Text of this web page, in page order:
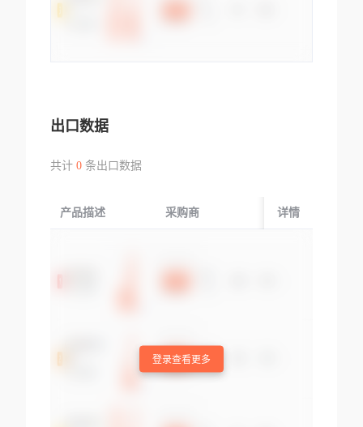
出口数据
共计 0条出口数据
产品描述 采购商 起运国/地区
详情
登录查看更多